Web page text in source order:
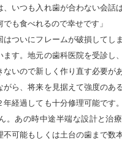
、いつも入れ歯が合わない会話
も食べれるので幸せです」
はついにフレームが破損してし
ます。地元の歯科医院を受診し
ないので新しく作り直す必要が
がら、将来を見据えて強度のあ
年経過しても十分修理可能です
。あの時中途半端な設計と治
不可能もしくは土台の歯まで数